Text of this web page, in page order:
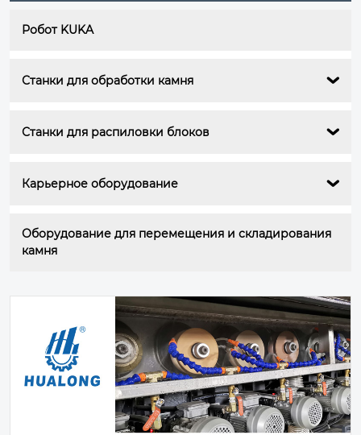
Робот KUKA
Станки для обработки камня 
Станки для распиловки блоков 
Карьерное оборудование 
Оборудование для перемещения и складирования
камня